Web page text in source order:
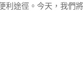
途徑。今天，我們